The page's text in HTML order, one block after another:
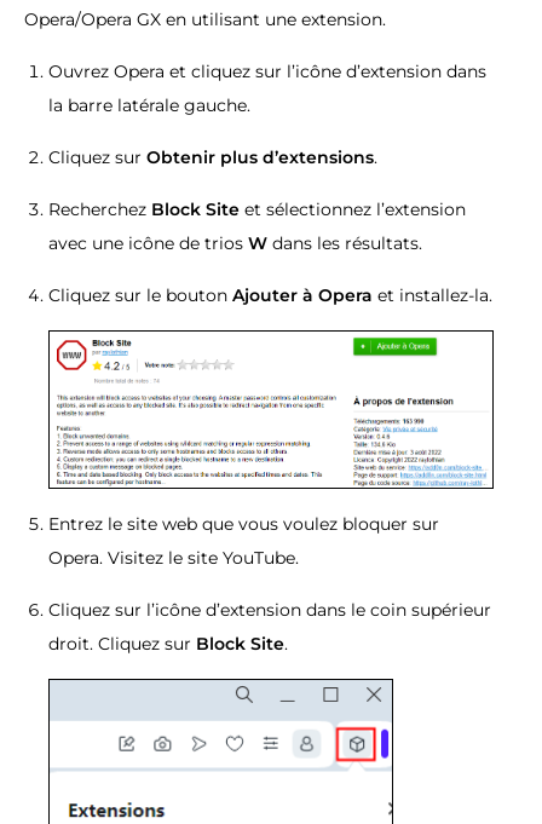
Opera/Opera GX en utilisant une extension.
Ouvrez Opera et cliquez sur l’icône d’extension dans
la barre latérale gauche.
Cliquez sur Obtenir plus d’extensions.
Recherchez Block Site et sélectionnez l’extension
avec une icône de trios W dans les résultats.
Cliquez sur le bouton Ajouter à Opera et installez-la.
Entrez le site web que vous voulez bloquer sur
Opera. Visitez le site YouTube.
Cliquez sur l’icône d’extension dans le coin supérieur
droit. Cliquez sur Block Site.